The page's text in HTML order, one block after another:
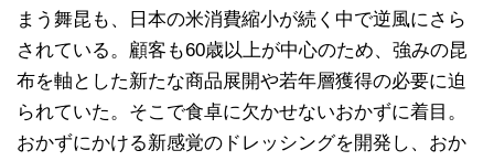
まう舞昆も、日本の米消費縮小が続く中で逆風にさら
されている。顧客も60歳以上が中心のため、強みの昆
布を軸とした新たな商品展開や若年層獲得の必要に迫
られていた。そこで食卓に欠かせないおかずに着目。
おかずにかける新感覚のドレッシングを開発し、おか